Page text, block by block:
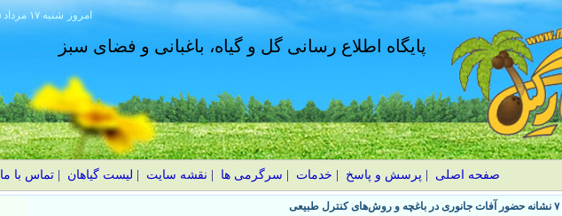
۱۴۰۵ شنبه ۱۷ مرداد امروز
پایگاه اطلاع رسانی گل و گیاه، باغبانی و فضای سبز
صفحه اصلی پرسش و پاسخ خدمات سرگرمی ها نقشه سایت لیست گیاهان |تماس با ما
۷ نشانه حضور آفات جانوری در باغچه و روش‌های کنترل طبیعی